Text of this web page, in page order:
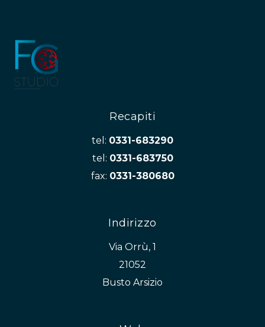
Recapiti
tel: 0331-683290
tel: 0331-683750
fax: 0331-380680
Indirizzo
Via Orrù, 1
21052
Busto Arsizio